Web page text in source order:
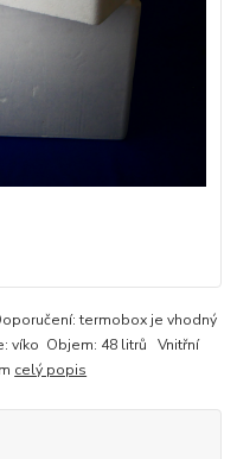
termobox je vhodný
víko Objem: 48 litrů Vnitřní
celý popis